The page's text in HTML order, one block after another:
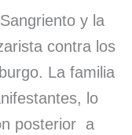
y la
contra los
La familia
lo
posterior a